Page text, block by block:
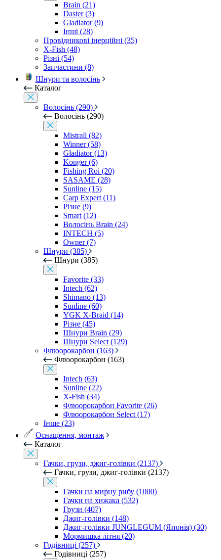
Brain (21)
Daster (3)
Gladiator (9)
Інші (28)
Провідникові інерційні (35)
X-Fish (48)
Різні (54)
Запчастини (8)
Шнури та волосінь
Каталог
Волосінь (290)
Волосінь (290)
Mistrall (82)
Winner (58)
Gladiator (13)
Konger (6)
Fishing Roi (20)
SASAME (28)
Sunline (15)
Carp Expert (11)
Різне (9)
Smart (12)
Волосінь Brain (24)
INTECH (5)
Owner (7)
Шнури (385)
Шнури (385)
Favorite (33)
Intech (62)
Shimano (13)
Sunline (60)
YGK X-Braid (14)
Різне (45)
Шнури Brain (29)
Шнури Select (129)
Флюорокарбон (163)
Флюорокарбон (163)
Intech (63)
Sunline (22)
X-Fish (34)
Флюорокарбон Favorite (26)
Флюорокарбон Select (17)
Інше (23)
Оснащення, монтаж
Каталог
Гачки, грузи, джиг-голівки (2137)
Гачки, грузи, джиг-голівки (2137)
Гачки на мирну рибу (1000)
Гачки на хижака (532)
Грузи (407)
Джиг-голівки (148)
Джиг-голівки JUNGLEGUM (Японія) (30)
Мормишка літня (20)
Годівниці (257)
Годівниці (257)